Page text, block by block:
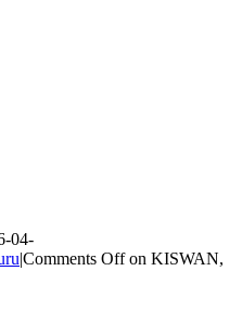
04-
|Comments Offon KISWAN,